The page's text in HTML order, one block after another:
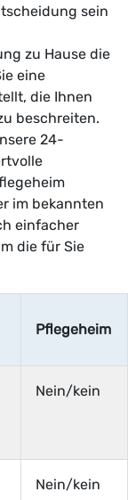
sein
zu Hause die
eine
die Ihnen
beschreiten.
24-
im bekannten
einfacher
die für Sie
Pflegeheim
Nein/kein
Nein/kein